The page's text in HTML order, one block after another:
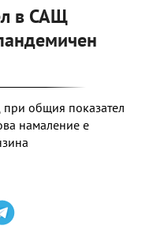
в САЩ
при общия показател
намаление е